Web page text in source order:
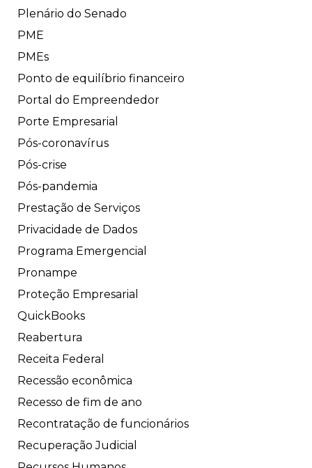
Plenário do Senado
PME
PMEs
Ponto de equilíbrio financeiro
Portal do Empreendedor
Porte Empresarial
Pós-coronavírus
Pós-crise
Pós-pandemia
Prestação de Serviços
Privacidade de Dados
Programa Emergencial
Pronampe
Proteção Empresarial
QuickBooks
Reabertura
Receita Federal
Recessão econômica
Recesso de fim de ano
Recontratação de funcionários
Recuperação Judicial